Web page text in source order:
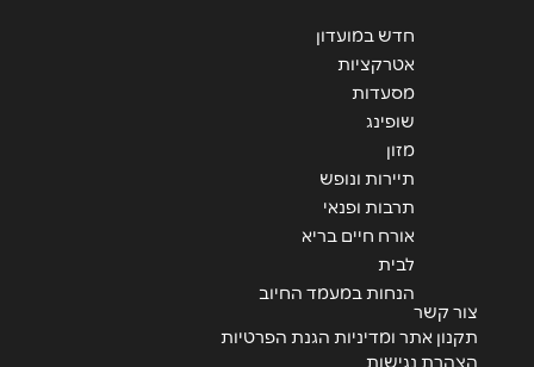
חדש במועדון
אטרקציות
מסעדות
שופינג
מזון
תיירות ונופש
תרבות ופנאי
אורח חיים בריא
לבית
הנחות במעמד החיוב
צור קשר
תקנון אתר ומדיניות הגנת הפרטיות
הצהרת נגישות